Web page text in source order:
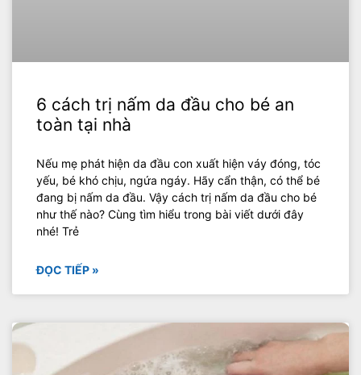
6 cách trị nấm da đầu cho bé an
toàn tại nhà
Nếu mẹ phát hiện da đầu con xuất hiện váy đóng, tóc
yếu, bé khó chịu, ngứa ngáy. Hãy cẩn thận, có thể bé
đang bị nấm da đầu. Vậy cách trị nấm da đầu cho bé
như thế nào? Cùng tìm hiểu trong bài viết dưới đây
nhé! Trẻ
ĐỌC TIẾP »